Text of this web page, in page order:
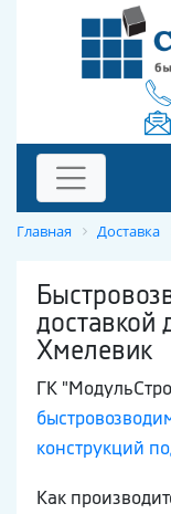
Главная Доставка
доставкой
Хмелевик
ГК
конструкций
Как